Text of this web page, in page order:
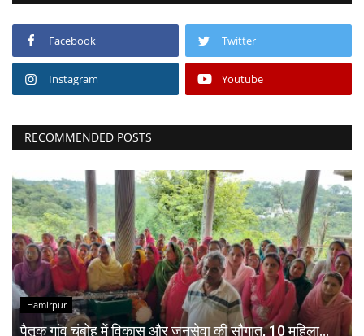
Facebook Twitter
Instagram Youtube
RECOMMENDED POSTS
Hamirpur
पैतृक गांव चंबोह में विकास और जनसेवा की सौगात, 10 महिला...